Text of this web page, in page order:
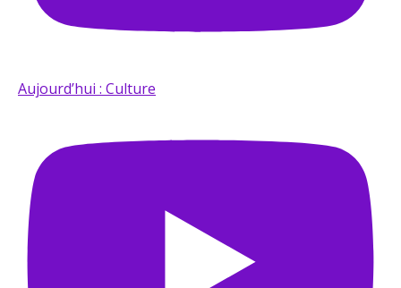
Aujourd’hui : Culture